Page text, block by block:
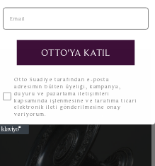
Email
OTTO'YA KATIL
KVKKOtto Suadiye tarafından e-posta
adresimin bülten üyeliği, kampanya,
duyuru ve pazarlama iletişimleri
kapsamında işlenmesine ve tarafıma ticari
elektronik ileti gönderilmesine onay
veriyorum.